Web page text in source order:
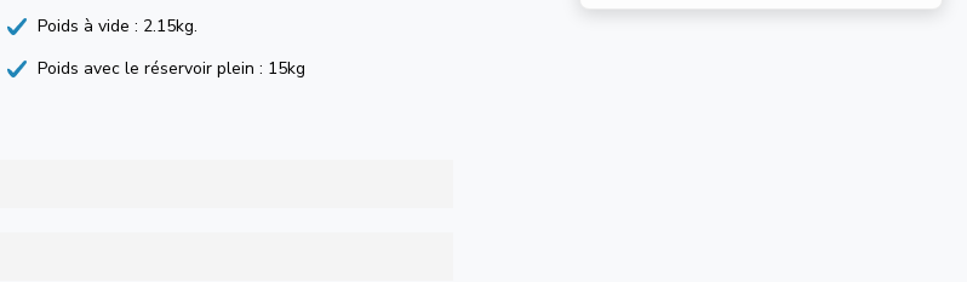
Poids à vide : 2.15kg.
Poids avec le réservoir plein : 15kg